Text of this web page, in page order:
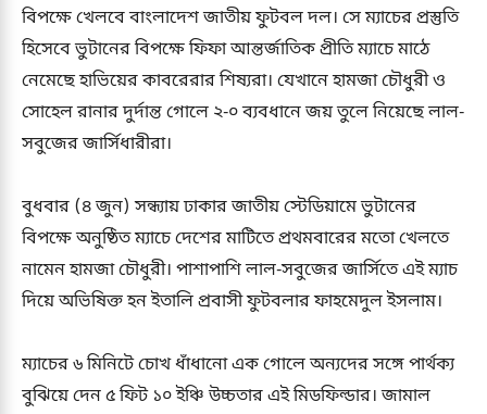
বিপক্ষে খেলবে বাংলাদেশ জাতীয় ফুটবল দল। সে ম্যাচের প্রস্তুতি
হিসেবে ভুটানের বিপক্ষে ফিফা আন্তর্জাতিক প্রীতি ম্যাচে মাঠে
নেমেছে হাভিয়ের কাবরেরার শিষ্যরা। যেখানে হামজা চৌধুরী ও
সোহেল রানার দুর্দান্ত গোলে ২-০ ব্যবধানে জয় তুলে নিয়েছে লাল-
সবুজের জার্সিধারীরা।
বুধবার (৪ জুন) সন্ধ্যায় ঢাকার জাতীয় স্টেডিয়ামে ভুটানের
বিপক্ষে অনুষ্ঠিত ম্যাচে দেশের মাটিতে প্রথমবারের মতো খেলতে
নামেন হামজা চৌধুরী। পাশাপাশি লাল-সবুজের জার্সিতে এই ম্যাচ
দিয়ে অভিষিক্ত হন ইতালি প্রবাসী ফুটবলার ফাহমেদুল ইসলাম।
ম্যাচের ৬ মিনিটে চোখ ধাঁধানো এক গোলে অন্যদের সঙ্গে পার্থক্য
বুঝিয়ে দেন ৫ ফিট ১০ ইঞ্চি উচ্চতার এই মিডফিল্ডার। জামাল